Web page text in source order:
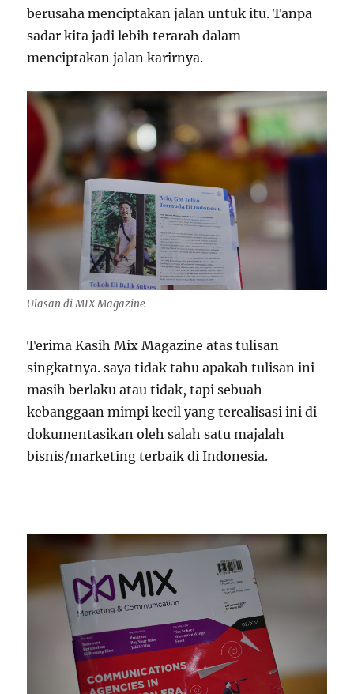
berusaha menciptakan jalan untuk itu. Tanpa
sadar kita jadi lebih terarah dalam
menciptakan jalan karirnya.
Ulasan di MIX Magazine
Terima Kasih Mix Magazine atas tulisan
singkatnya. saya tidak tahu apakah tulisan ini
masih berlaku atau tidak, tapi sebuah
kebanggaan mimpi kecil yang terealisasi ini di
dokumentasikan oleh salah satu majalah
bisnis/marketing terbaik di Indonesia.